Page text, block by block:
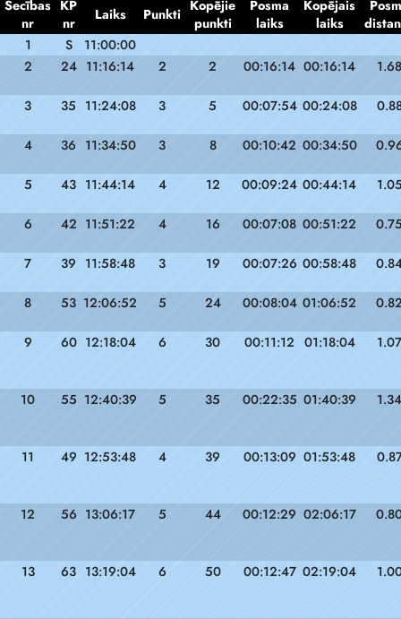
Secības
nr
KP
nr
Laiks Punkti Kopējie
punkti
Posma
laiks
Kopējais
laiks
1
S
11:00:00
2
24 11:16:14 2 2 00:16:14 00:16:14 1.68
3 35 11:24:08 3 5 00:07:54 00:24:08
4 36 11:34:50 3 8 00:10:42 00:34:50
5 43 11:44:14 4 12 00:09:24 00:44:14
6 42 11:51:22 4 16 00:07:08 00:51:22
7 39 11:58:48 3 19 00:07:26 00:58:48
8 53 12:06:52 5 24 00:08:04 01:06:52
9 60 12:18:04 6 30 00:11:12 01:18:04 1.07
10 55 12:40:39 5 35 00:22:35 01:40:39 1.34
11 49 12:53:48 4 39 00:13:09 01:53:48
12 56 13:06:17 5 44 00:12:29 02:06:17
13 63 13:19:04 6 50 00:12:47 02:19:04